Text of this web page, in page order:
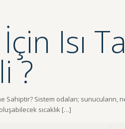
Isı
?
Sahiptir? Sistem odaları; sunucuların,
sıcaklık[…]